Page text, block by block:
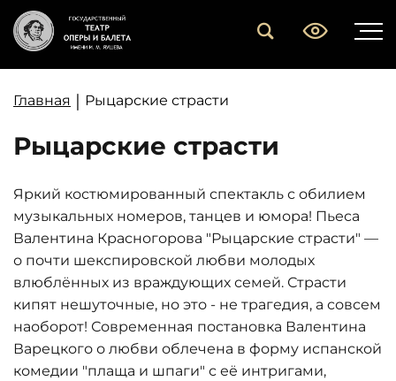
Главная | Рыцарские страсти
Рыцарские страсти
Яркий костюмированный спектакль с обилием
музыкальных номеров, танцев и юмора! Пьеса
Валентина Красногорова "Рыцарские страсти" —
о почти шекспировской любви молодых
влюблённых из враждующих семей. Страсти
кипят нешуточные, но это - не трагедия, а совсем
наоборот! Современная постановка Валентина
Варецкого о любви облечена в форму испанской
комедии "плаща и шпаги" с её интригами,